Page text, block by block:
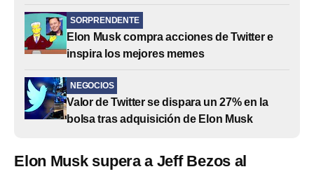
SORPRENDENTE
Elon Musk compra acciones de Twitter e
inspira los mejores memes
NEGOCIOS
Valor de Twitter se dispara un 27% en la
bolsa tras adquisición de Elon Musk
Elon Musk supera a Jeff Bezos al